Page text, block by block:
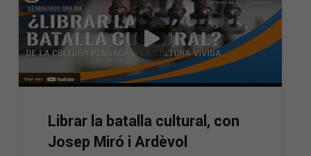
Librar la batalla cultural, con
Josep Miró i Ardèvol